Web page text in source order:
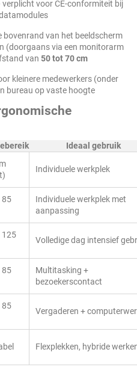
voor CE-conformiteit bij
bovenrand van het beeldscherm
(doorgaans via een monitorarm
van 50 tot 70 cm
kleinere medewerkers (onder
bureau op vaste hoogte
Ideaal gebruik
Individuele werkplek
85
Individuele werkplek met
aanpassing
125
Volledige dag intensief
85
Multitasking +
bezoekerscontact
85
Vergaderen +
Flexplekken, hybride